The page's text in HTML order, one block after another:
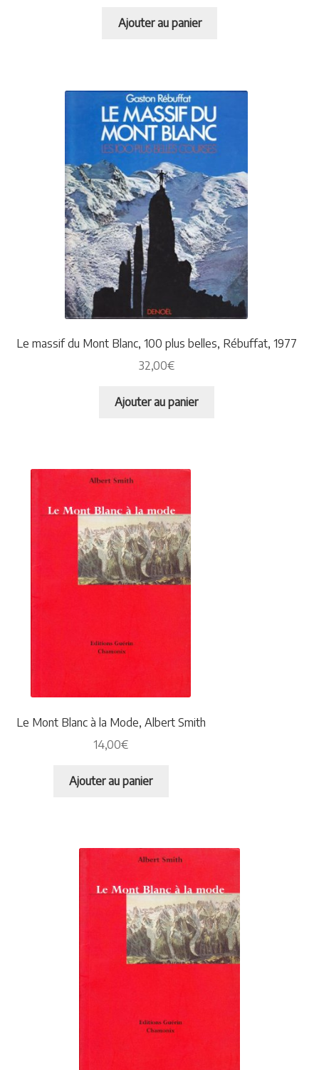
Ajouter au panier
Le massif du Mont Blanc, 100 plus belles, Rébuffat, 1977
32,00€
Ajouter au panier
Le Mont Blanc à la Mode, Albert Smith
14,00€
Ajouter au panier